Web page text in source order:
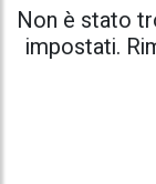
Non è stato
impostati.